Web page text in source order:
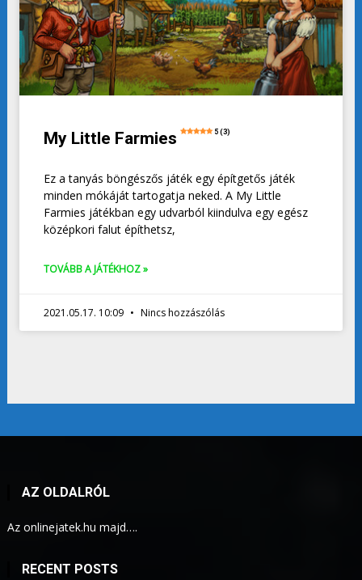
My Little Farmies 5 (3)
Ez a tanyás böngészős játék egy építgetős játék
minden mókáját tartogatja neked. A My Little
Farmies játékban egy udvarból kiindulva egy egész
középkori falut építhetsz,
TOVÁBB A JÁTÉKHOZ »
2021.05.17. 10:09 Nincs hozzászólás
AZ OLDALRÓL
Az onlinejatek.hu majd….
RECENT POSTS